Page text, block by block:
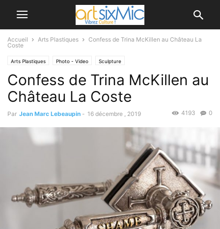
Accueil Arts Plastiques
Confess de Trina McKillen au Château La
Coste
Arts Plastiques Photo - Video Sculpture
Confess de Trina McKillen au
Château La Coste
Par Jean Marc Lebeaupin - 16 décembre , 2019 0
4193